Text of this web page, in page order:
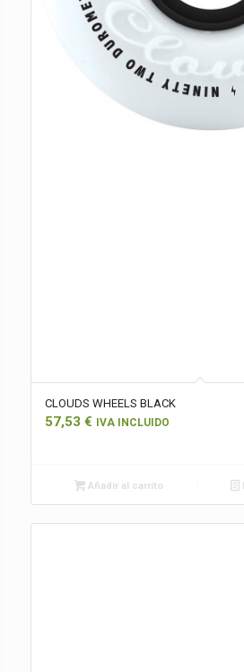
CLOUDS WHEELS BLACK
57,53 € IVA INCLUIDO
Añadir al carrito